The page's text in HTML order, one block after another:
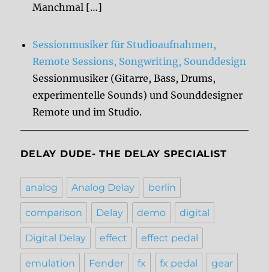
Manchmal […]
Sessionmusiker für Studioaufnahmen,
Remote Sessions, Songwriting, Sounddesign
Sessionmusiker (Gitarre, Bass, Drums,
experimentelle Sounds) und Sounddesigner
Remote und im Studio.
DELAY DUDE- THE DELAY SPECIALIST
analog Analog Delay berlin
comparison Delay demo digital
Digital Delay effect effect pedal
emulation Fender fx fx pedal gear